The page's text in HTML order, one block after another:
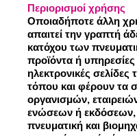
Περιορισμοί χρήσης
Οποιαδήποτε άλλη
απαιτεί την γραπτή
κατόχου των
προϊόντα ή
ηλεκτρονικές
τόπου και φέρουν τα
οργανισμών,
ενώσεων ή εκδόσεων,
πνευματική και